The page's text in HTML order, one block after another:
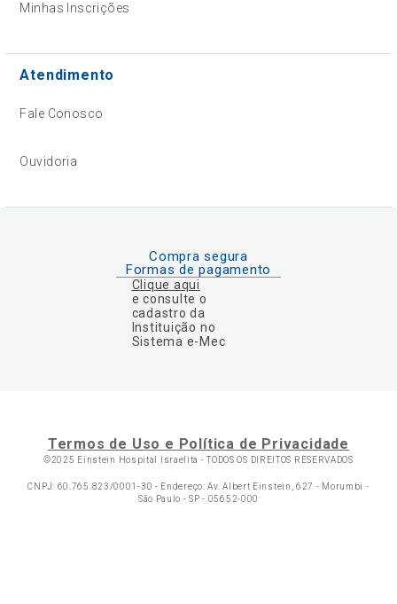
Minhas Inscrições
Atendimento
Fale Conosco
Ouvidoria
Compra segura
Formas de pagamento
Clique aqui
e consulte o
cadastro da
Instituição no
Sistema e-Mec
Termos de Uso e Política de Privacidade
©2025 Einstein Hospital Israelita -TODOS OS DIREITOS RESERVADOS
CNPJ: 60.765.823/0001-30 - Endereço: Av. Albert Einstein, 627 - Morumbi -
São Paulo - SP - 05652-000